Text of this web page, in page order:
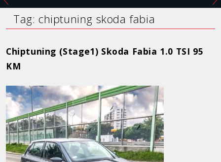
BMW
Fiat
Honda
Hyundai
Infiniti
KIA
Tag: chiptuning skoda fabia
Chiptuning (Stage1) Skoda Fabia 1.0 TSI 95
KM